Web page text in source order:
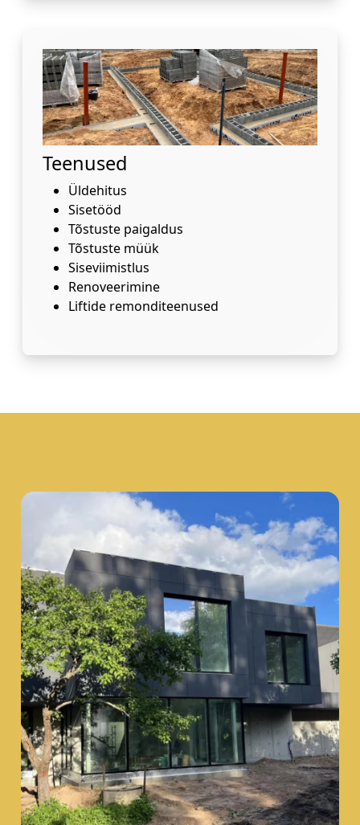
Teenused
Üldehitus
Sisetööd
Tõstuste paigaldus
Tõstuste müük
Siseviimistlus
Renoveerimine
Liftide remonditeenused